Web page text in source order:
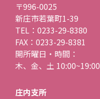
〒996-0025
新庄市若葉町1-39
TEL：0233-29-8380
FAX：0233-29-8381
開所曜日・時間：
木、金、土 10:00~19:00
庄内支所